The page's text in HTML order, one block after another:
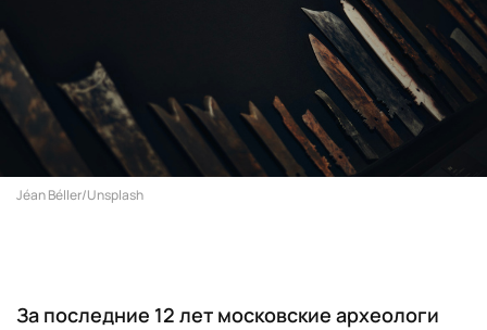
Jéan Béller/Unsplash
За последние 12 лет московские археологи